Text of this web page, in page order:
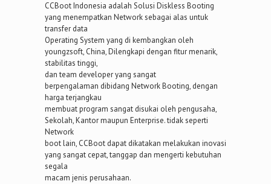
CCBoot Indonesia adalah Solusi Diskless Booting
yang menempatkan Network sebagai alas untuk
transfer data
Operating System yang di kembangkan oleh
youngzsoft, China, Dilengkapi dengan fitur menarik,
stabilitas tinggi,
dan team developer yang sangat
berpengalaman dibidang Network Booting, dengan
harga terjangkau
membuat program sangat disukai oleh pengusaha,
Sekolah, Kantor maupun Enterprise. tidak seperti
Network
boot lain, CCBoot dapat dikatakan melakukan inovasi
yang sangat cepat, tanggap dan mengerti kebutuhan
segala
macam jenis perusahaan.